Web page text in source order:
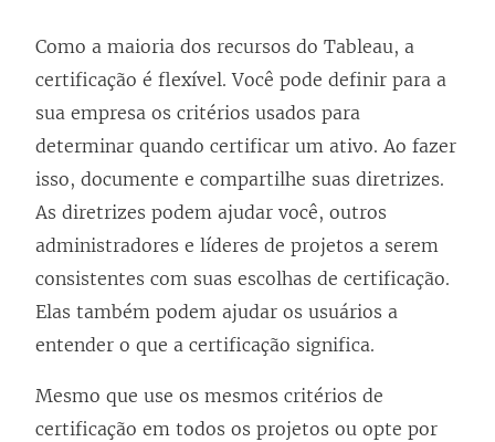
Como a maioria dos recursos do Tableau, a
certificação é flexível. Você pode definir para a
sua empresa os critérios usados para
determinar quando certificar um ativo. Ao fazer
isso, documente e compartilhe suas diretrizes.
As diretrizes podem ajudar você, outros
administradores e líderes de projetos a serem
consistentes com suas escolhas de certificação.
Elas também podem ajudar os usuários a
entender o que a certificação significa.
Mesmo que use os mesmos critérios de
certificação em todos os projetos ou opte por